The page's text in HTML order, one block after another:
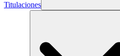
Titulaciones